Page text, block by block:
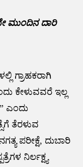
ಮುಂದಿನ ದಾರಿ
ಗ್ರಾಹಕರಾಗಿ
ಕೇಳುವವರೆ ಇಲ್ಲ
ಎಂದು
ತೆರಳುವ
ಪರೀಕ್ಷೆ, ದುಬಾರಿ
ನಿರ್ಲಕ್ಷ್ಯ